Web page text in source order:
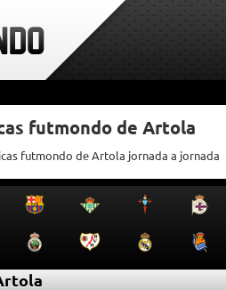
futmondo de Artola
futmondo de Artola jornada a jornada